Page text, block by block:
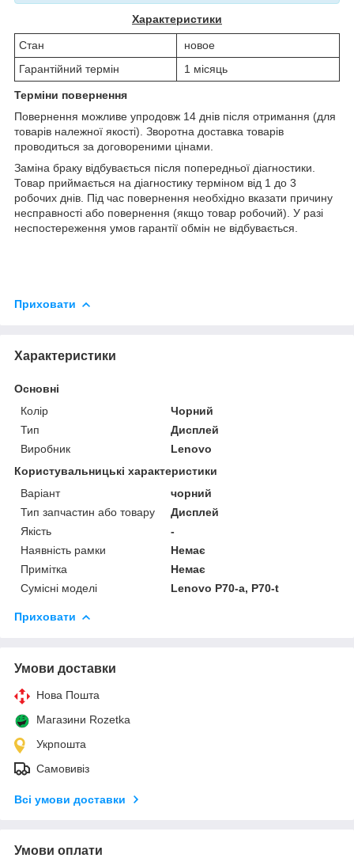
Характеристики
Стан
новое
Гарантійний термін
1 місяць
Терміни повернення
Повернення можливе упродовж 14 днів після отримання (для
товарів належної якості). Зворотна доставка товарів
проводиться за договореними цінами.
Заміна браку відбувається після попередньої діагностики.
Товар приймається на діагностику терміном від 1 до 3
робочих днів. Під час повернення необхідно вказати причину
несправності або повернення (якщо товар робочий). У разі
неспостереження умов гарантії обмін не відбувається.
Приховати
Характеристики
Основні
Колір
Чорний
Тип
Дисплей
Виробник
Lenovo
Користувальницькі характеристики
Варіант
чорний
Тип запчастин або товару
Дисплей
Якість
-
Наявність рамки
Немає
Примітка
Немає
Сумісні моделі
Lenovo P70-a, P70-t
Приховати
Умови доставки
Нова Пошта
Магазини Rozetka
Укрпошта
Самовивіз
Всі умови доставки
Умови оплати